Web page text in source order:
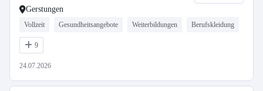
Gerstungen
Vollzeit Gesundheitsangebote Weiterbildungen Berufskleidung
9
24.07.2026